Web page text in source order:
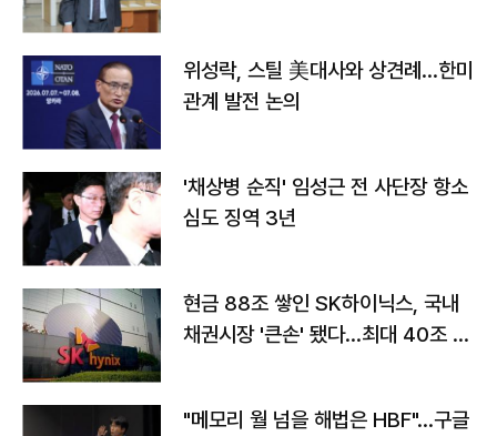
위성락, 스틸 美대사와 상견례…한미
관계 발전 논의
'채상병 순직' 임성근 전 사단장 항소
심도 징역 3년
현금 88조 쌓인 SK하이닉스, 국내
채권시장 '큰손' 됐다…최대 40조 투
"메모리 월 넘을 해법은 HBF"…구글